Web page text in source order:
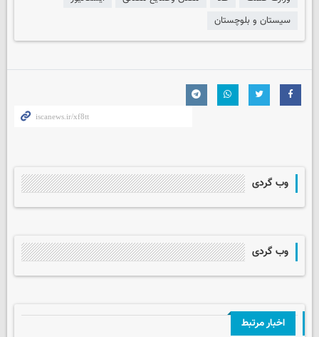
سیستان و بلوچستان
وب گردی
وب گردی
اخبار مرتبط